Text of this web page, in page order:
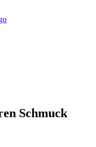
Schmuck